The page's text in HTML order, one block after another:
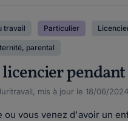
travail Particulier
parental
mis à jour le 18/06/2024
ou vous venez d'avoir un